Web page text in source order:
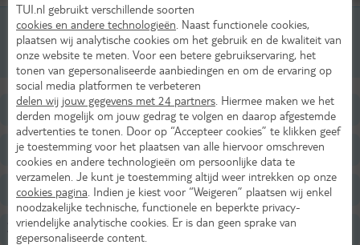
2-kamerappartement, One Bedroom, 3-4 pers
1-kamer appartement, Studio, 1-2 pers
Ligging
Faciliteiten
Restaurants/Bars
Zwembaden
TUI.nl gebruikt verschillende soorten
cookies en andere technologieën . Naast functionele cookies,
plaatsen wij analytische cookies om het gebruik en de kwaliteit van
onze website te meten. Voor een betere gebruikservaring, het
tonen van gepersonaliseerde aanbiedingen en om de ervaring op
social media platformen te verbeteren
delen wij jouw gegevens met 24 partners . Hiermee maken we het
derden mogelijk om jouw gedrag te volgen en daarop afgestemde
advertenties te tonen. Door op “Accepteer cookies” te klikken geef
je toestemming voor het plaatsen van alle hiervoor omschreven
cookies en andere technologieën om persoonlijke data te
verzamelen. Je kunt je toestemming altijd weer intrekken op onze
cookies pagina . Indien je kiest voor “Weigeren” plaatsen wij enkel
noodzakelijke technische, functionele en beperkte privacy-
vriendelijke analytische cookies. Er is dan geen sprake van
gepersonaliseerde content.